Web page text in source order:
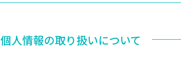
個人情報の取り扱いについて